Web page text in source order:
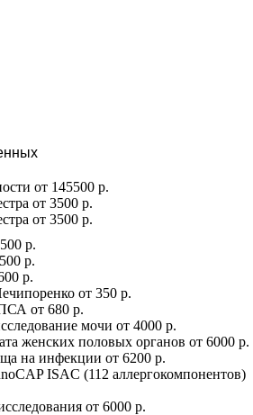
от 145500 р.
от 3500 р.
от 3500 р.
р.
р.
р.
от 350 р.
от 680 р.
мочи от 4000 р.
женских половых органов от 6000 р.
на инфекции от 6200 р.
ISAC (112 аллергокомпонентов)
от 6000 р.